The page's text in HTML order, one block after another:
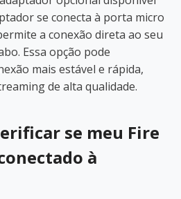
se conecta à porta micro
a conexão direta ao seu
Essa opção pode
mais estável e rápida,
de alta qualidade.
se meu Fire
à